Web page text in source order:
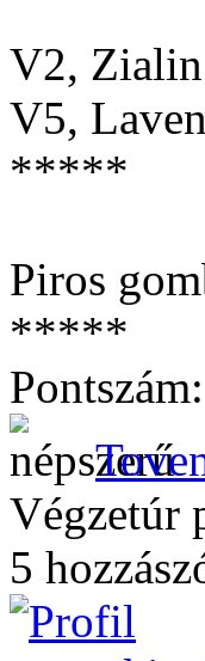
V2, Zialin
V5,
*****
Piros
*****
Pontszám:
Végzetúr
5